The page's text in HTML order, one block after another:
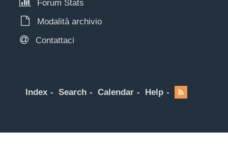
Forum Stats
Modalità archivio
Contattaci
Index Search Calendar Help